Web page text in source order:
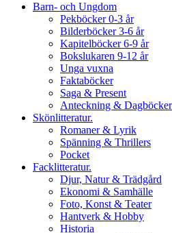
Barn- och Ungdom
Pekböcker 0-3 år
Bilderböcker 3-6 år
Kapitelböcker 6-9 år
Bokslukaren 9-12 år
Unga vuxna
Faktaböcker
Saga & Present
Anteckning & Dagböcker
Skönlitteratur.
Romaner & Lyrik
Spänning & Thrillers
Pocket
Facklitteratur.
Djur, Natur & Trädgård
Ekonomi & Samhälle
Foto, Konst & Teater
Hantverk & Hobby
Historia